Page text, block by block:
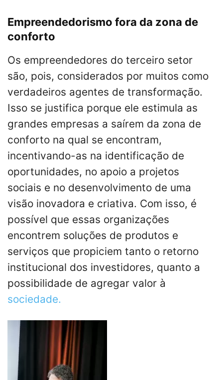
Empreendedorismo fora da zona de
conforto
Os empreendedores do terceiro setor
são, pois, considerados por muitos como
verdadeiros agentes de transformação.
Isso se justifica porque ele estimula as
grandes empresas a saírem da zona de
conforto na qual se encontram,
incentivando-as na identificação de
oportunidades, no apoio a projetos
sociais e no desenvolvimento de uma
visão inovadora e criativa. Com isso, é
possível que essas organizações
encontrem soluções de produtos e
serviços que propiciem tanto o retorno
institucional dos investidores, quanto a
possibilidade de agregar valor à
sociedade.